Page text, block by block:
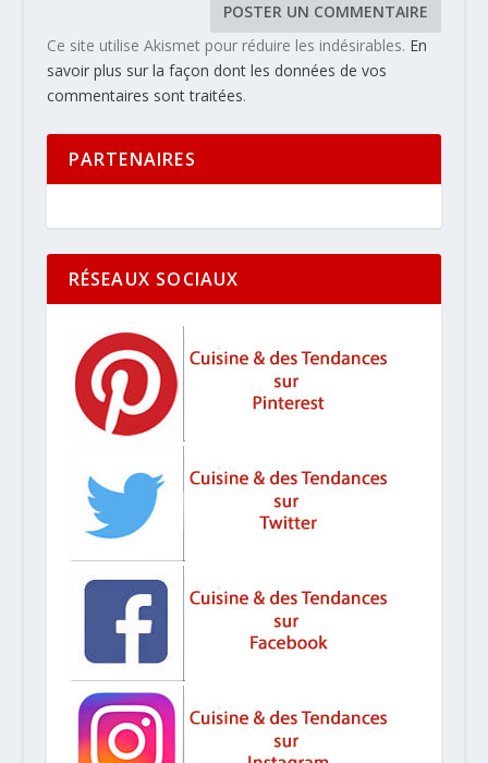
Ce site utilise Akismet pour réduire les indésirables. En
savoir plus sur la façon dont les données de vos
commentaires sont traitées.
PARTENAIRES
RÉSEAUX SOCIAUX